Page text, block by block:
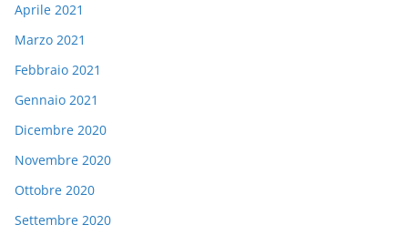
Aprile 2021
Marzo 2021
Febbraio 2021
Gennaio 2021
Dicembre 2020
Novembre 2020
Ottobre 2020
Settembre 2020